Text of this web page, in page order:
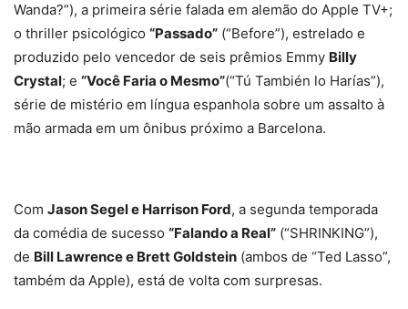
Wanda?”), a primeira série falada em alemão do Apple TV+;
o thriller psicológico “Passado” (“Before”), estrelado e
produzido pelo vencedor de seis prêmios Emmy Billy
Crystal; e “Você Faria o Mesmo”(“Tú También lo Harías”),
série de mistério em língua espanhola sobre um assalto à
mão armada em um ônibus próximo a Barcelona.
Com Jason Segel e Harrison Ford, a segunda temporada
da comédia de sucesso “Falando a Real” (“SHRINKING”),
de Bill Lawrence e Brett Goldstein (ambos de “Ted Lasso”,
também da Apple), está de volta com surpresas.